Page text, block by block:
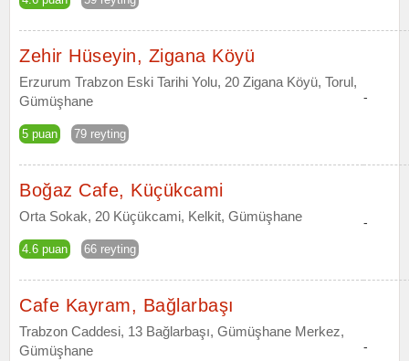
Zehir Hüseyin, Zigana Köyü
Erzurum Trabzon Eski Tarihi Yolu, 20 Zigana Köyü, Torul,
Gümüşhane
5 puan 79 reyting
-
Boğaz Cafe, Küçükcami
Orta Sokak, 20 Küçükcami, Kelkit, Gümüşhane
4.6 puan 66 reyting
-
Cafe Kayram, Bağlarbaşı
Trabzon Caddesi, 13 Bağlarbaşı, Gümüşhane Merkez,
Gümüşhane
-